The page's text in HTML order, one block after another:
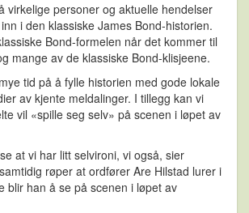
virkelige personer og aktuelle hendelser
i den klassiske James Bond-historien.
Bond-formelen når det kommer til
mange av de klassiske Bond-klisjeene.
tid på å fylle historien med gode lokale
av kjente meldalinger. I tillegg kan vi
vil «spille seg selv» på scenen i løpet av
at vi har litt selvironi, vi også, sier
røper at ordfører Are Hilstad lurer i
blir han å se på scenen i løpet av